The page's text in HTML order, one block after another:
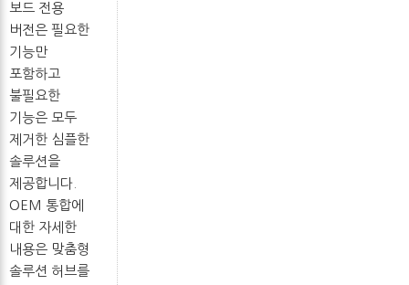
보드 전용
버전은 필요한
기능만
포함하고
불필요한
기능은 모두
제거한 심플한
솔루션을
제공합니다.
OEM 통합에
대한 자세한
내용은 맞춤형
솔루션 허브를